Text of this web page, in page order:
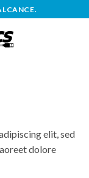
elit, sed
dolore